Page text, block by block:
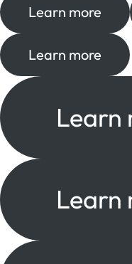
Learn more
Learn more
Learn
Learn